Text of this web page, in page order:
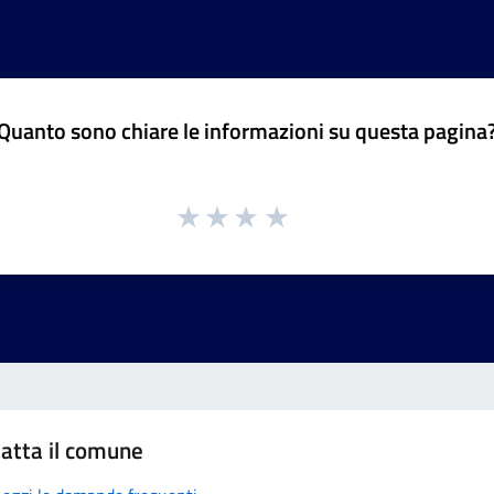
sono chiare le informazioni su questa
il comune